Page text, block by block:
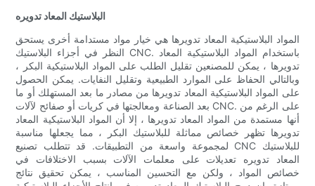
البلاستيك المعاد تدويره
المواد البلاستيكية المعاد تدويرها هي خيار مواد مستدامة أخرى يستحق
النظر في أجزاء البلاستيك CNC. باستخدام المواد البلاستيكية المعاد
تدويرها ، يمكن للمصنعين تقليل الطلب على المواد البلاستيكية البكر ،
وبالتالي الحفاظ على الموارد الطبيعية وتقليل النفايات. يمكن الحصول
على المواد البلاستيكية المعاد تدويرها من مصادر ما بعد المستهلك أو ما
بعد الصناعة ومعالجتها في كريات أو صفائح لآلات CNC. على الرغم من
أنها مستمدة من المواد المعاد تدويرها ، إلا أن المواد البلاستيكية المعاد
تدويرها تظهر خصائص مماثلة للبلاستيك البكر ، مما يجعلها مناسبة
لمجموعة واسعة من التطبيقات. قد تتطلب تصنيع CNC للبلاستيك
المعاد تدويره تعديلات على معلمات الآلات بسبب الاختلافات في
خصائص المواد ، ولكن مع التحسين المناسب ، يمكن تحقيق نتائج